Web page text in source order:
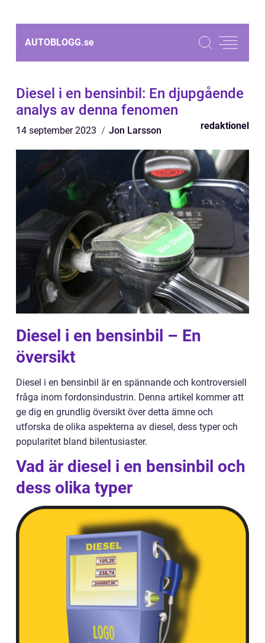
AUTOBLOGG.se
Diesel i en bensinbil: En djupgående
analys av denna fenomen
14 september 2023 Jon Larsson redaktionel
Diesel i en bensinbil – En
översikt
Diesel i en bensinbil är en spännande och kontroversiell
fråga inom fordonsindustrin. Denna artikel kommer att
ge dig en grundlig översikt över detta ämne och
utforska de olika aspekterna av diesel, dess typer och
popularitet bland bilentusiaster.
Vad är diesel i en bensinbil och
dess olika typer